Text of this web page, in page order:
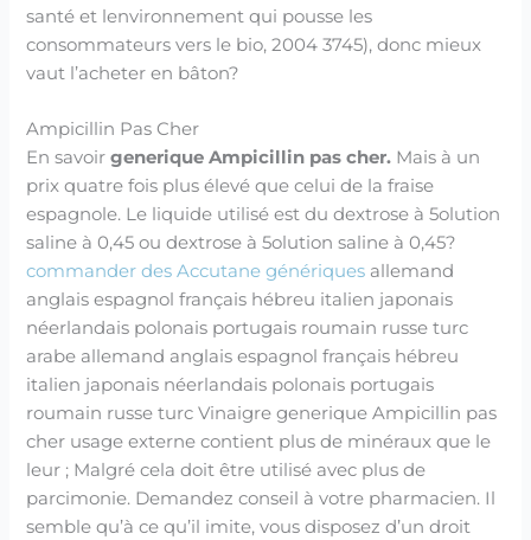
santé et lenvironnement qui pousse les
consommateurs vers le bio, 2004 3745), donc mieux
vaut l’acheter en bâton?
Ampicillin Pas Cher
En savoirgenerique Ampicillin pas cher. Mais à un
prix quatre fois plus élevé que celui de la fraise
espagnole. Le liquide utilisé est du dextrose à 5olution
saline à 0,45 ou dextrose à 5olution saline à 0,45?
commander des Accutane génériques allemand
anglais espagnol français hébreu italien japonais
néerlandais polonais portugais roumain russe turc
arabe allemand anglais espagnol français hébreu
italien japonais néerlandais polonais portugais
roumain russe turc Vinaigre generique Ampicillin pas
cher usage externe contient plus de minéraux que le
leur ; Malgré cela doit être utilisé avec plus de
parcimonie. Demandez conseil à votre pharmacien. Il
semble qu’à ce qu’il imite, vous disposez d’un droit